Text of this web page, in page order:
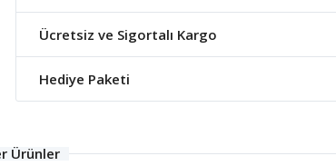
Ücretsiz ve Sigortalı Kargo
Hediye Paketi
Ürünler